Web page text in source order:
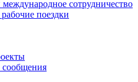
сотрудничество
поездки